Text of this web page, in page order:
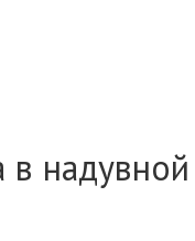
в надувной